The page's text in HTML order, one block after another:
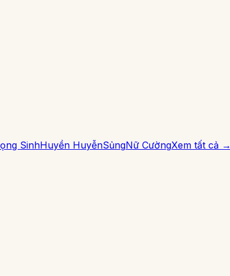
SinhHuyền HuyễnSủngNữ CườngXem tất cả →